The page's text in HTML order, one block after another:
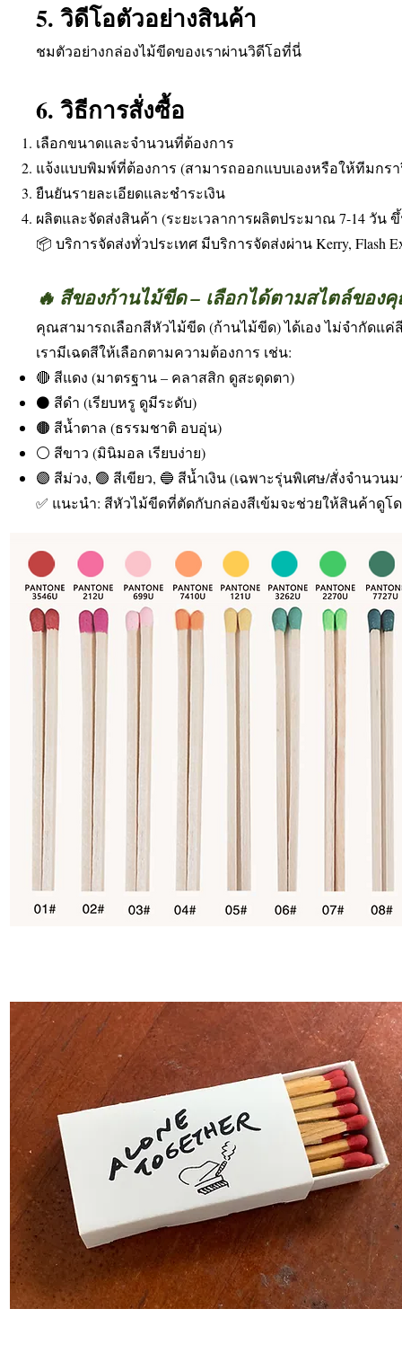
5. วิดีโอตัวอย่างสินค้า
ชมตัวอย่างกล่องไม้ขีดของเราผ่านวิดีโอที่นี่
6. วิธีการสั่งซื้อ
เลือกขนาดและจำนวนที่ต้องการ
แจ้งแบบพิมพ์ที่ต้องการ (สามารถออกแบบเองหรือให้ทีมกร
ยืนยันรายละเอียดและชำระเงิน
ผลิตและจัดส่งสินค้า (ระยะเวลาการผลิตประมาณ 7-14 วัน
📦 บริการจัดส่งทั่วประเทศ มีบริการจัดส่งผ่าน Kerry, Flash
🔥 สีของก้านไม้ขีด – เลือกได้ตามสไตล์ของ
คุณสามารถเลือกสีหัวไม้ขีด (ก้านไม้ขีด) ได้เอง ไม่จำกัดแค่
เรามีเฉดสีให้เลือกตามความต้องการ เช่น:
🔴 สีแดง (มาตรฐาน – คลาสสิก ดูสะดุดตา)
⚫ สีดำ (เรียบหรู ดูมีระดับ)
🟤 สีน้ำตาล (ธรรมชาติ อบอุ่น)
⚪ สีขาว (มินิมอล เรียบง่าย)
🟣 สีม่วง, 🟢 สีเขียว, 🔵 สีน้ำเงิน (เฉพาะรุ่นพิเศษ/สั่งจำนวน
✅ แนะนำ: สีหัวไม้ขีดที่ตัดกับกล่องสีเข้มจะช่วยให้สินค้าดูโ